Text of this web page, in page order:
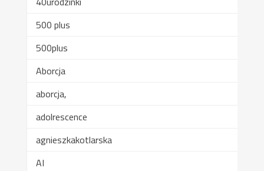
500 plus
500plus
Aborcja
aborcja,
adolrescence
agnieszkakotlarska
AI